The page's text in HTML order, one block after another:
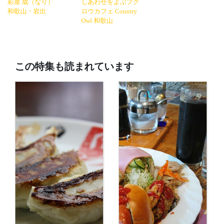
彩屋 成（なり）
和歌山・岩出
しあわせをよぶフク
ロウカフェ Country
Owl 和歌山
この特集も読まれています